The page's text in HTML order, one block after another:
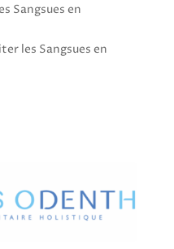
Sangsues en
les Sangsues en